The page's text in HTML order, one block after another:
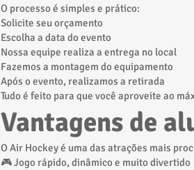
O processo é simples e prático:
Solicite seu orçamento
Escolha a data do evento
Nossa equipe realiza a entrega no local
Fazemos a montagem do equipamento
Após o evento, realizamos a retirada
Tudo é feito para que você aproveite ao
Vantagens de
O Air Hockey é uma das atrações mais
🎮 Jogo rápido, dinâmico e muito divertido